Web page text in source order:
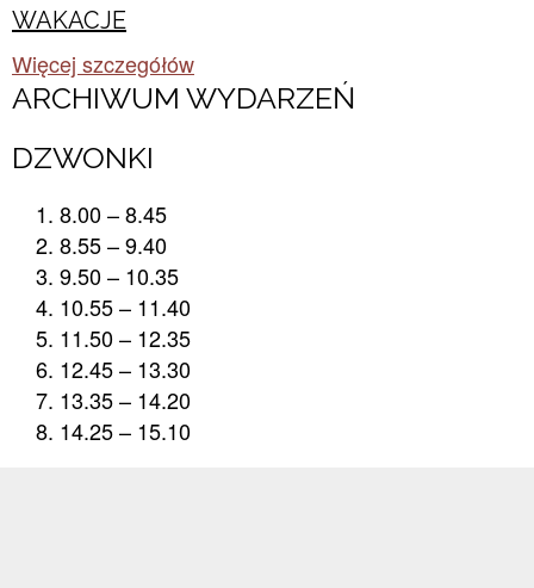
WAKACJE
Więcej szczegółów
ARCHIWUM WYDARZEŃ​
DZWONKI
8.00 – 8.45
8.55 – 9.40
9.50 – 10.35
10.55 – 11.40
11.50 – 12.35
12.45 – 13.30
13.35 – 14.20
14.25 – 15.10